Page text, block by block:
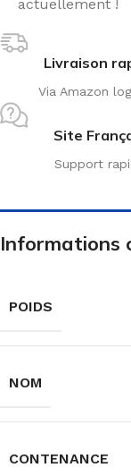
actuellement !
Livraison
Via Amazon
Site
Support
Informations
POIDS
NOM
CONTENANCE